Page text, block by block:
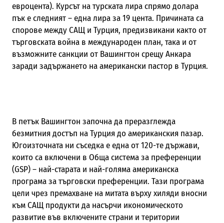
евроцента). Курсът на турската лира спрямо долара
пък е следният – една лира за 19 цента. Причината са
спорове между САЩ и Турция, предизвикани както от
търговската война в международен план, така и от
възможните санкции от Вашингтон срещу Анкара
заради задържането на американски пастор в Турция.
В петък Вашингтон започна да преразглежда
безмитния достъп на Турция до американския пазар.
Югоизточната ни съседка е една от 120-те държави,
които са включени в Обща система за преференции
(GSP) – най-старата и най-голяма американска
програма за търговски преференции. Тази програма
цели чрез премахване на митата върху хиляди вносни
към САЩ продукти да насърчи икономическото
развитие във включените страни и територии